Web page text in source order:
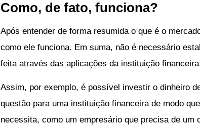
Como, de fato, funciona?
Após entender de forma resumida o que é o
como ele funciona. Em suma, não é necessário
feita através das aplicações da instituição
Assim, por exemplo, é possível investir o dinheiro
questão para uma instituição financeira de modo
necessita, como um empresário que precisa de um